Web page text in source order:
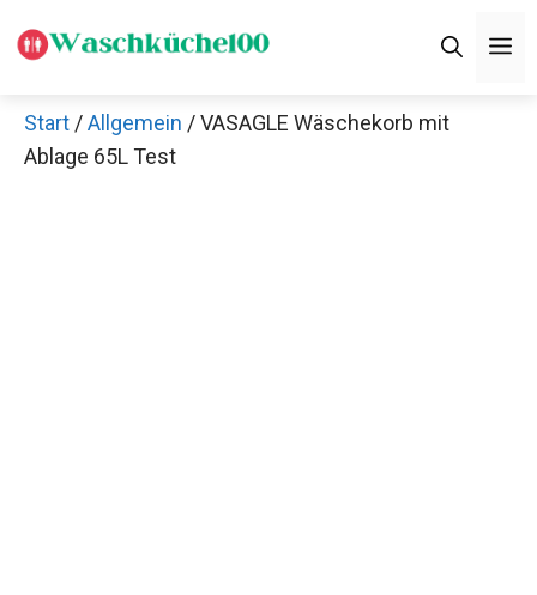
Inhalt
Start /Allgemein / VASAGLE Wäschekorb mit
Ablage 65L Test